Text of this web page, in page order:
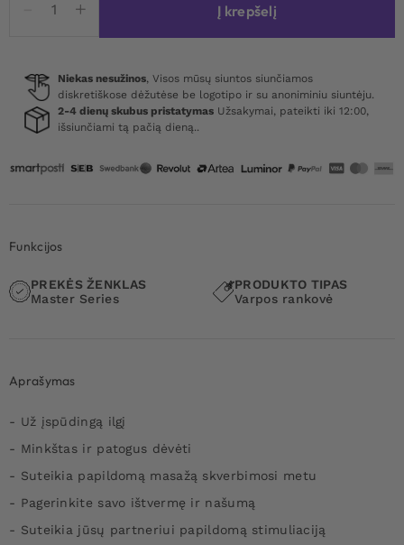
kiekis:
Master
LeBrawn
Extra
Large
Extender
Į krepšelį
Niekas nesužinos, Visos mūsų siuntos siunčiamos
diskretiškose dėžutėse be logotipo ir su anoniminiu siuntėju.
2-4 dienų skubus pristatymas Užsakymai, pateikti iki 12:00,
išsiunčiami tą pačią dieną..
Funkcijos
PREKĖS ŽENKLAS
Master Series
PRODUKTO TIPAS
Varpos rankovė
Aprašymas
- Už įspūdingą ilgį
- Minkštas ir patogus dėvėti
- Suteikia papildomą masažą skverbimosi metu
- Pagerinkite savo ištvermę ir našumą
- Suteikia jūsų partneriui papildomą stimuliaciją